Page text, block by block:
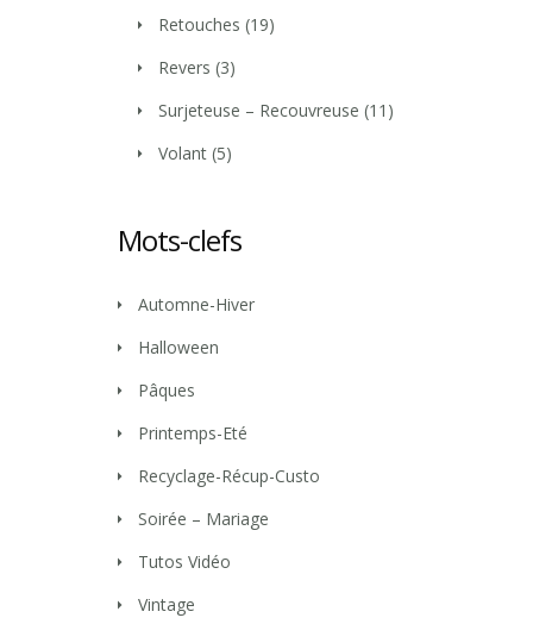
Retouches (19)
Revers (3)
Surjeteuse – Recouvreuse (11)
Volant (5)
Mots-clefs
Automne-Hiver
Halloween
Pâques
Printemps-Eté
Recyclage-Récup-Custo
Soirée – Mariage
Tutos Vidéo
Vintage